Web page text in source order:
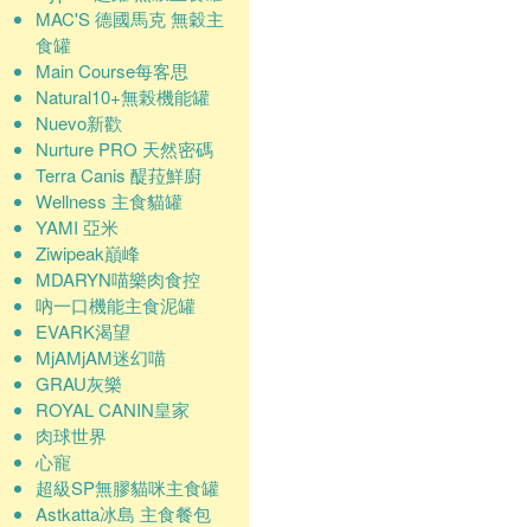
MAC'S 德國馬克 無穀主
食罐
Main Course每客思
Natural10+無榖機能罐
Nuevo新歡
Nurture PRO 天然密碼
Terra Canis 醍菈鮮廚
Wellness 主食貓罐
YAMI 亞米
Ziwipeak巔峰
MDARYN喵樂肉食控
吶一口機能主食泥罐
EVARK渴望
MjAMjAM迷幻喵
GRAU灰樂
ROYAL CANIN皇家
肉球世界
心寵
超級SP無膠貓咪主食罐
Astkatta冰島 主食餐包